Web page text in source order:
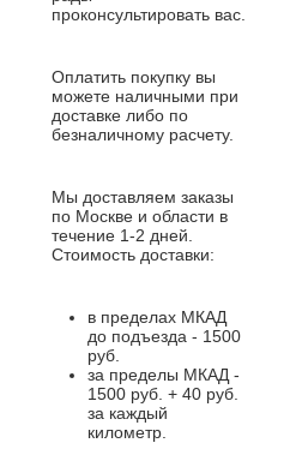
проконсультировать вас.
Оплатить покупку вы
можете наличными при
доставке либо по
безналичному расчету.
Мы доставляем заказы
по Москве и области в
течение 1-2 дней.
Стоимость доставки:
в пределах МКАД
до подъезда - 1500
руб.
за пределы МКАД -
1500 руб. + 40 руб.
за каждый
километр.